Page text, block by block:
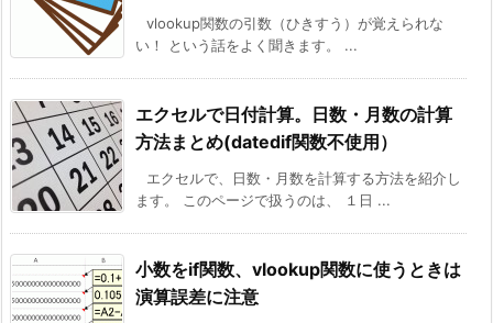
vlookup関数の引数（ひきすう）が覚えられな
い！ という話をよく聞きます。 ...
エクセルで日付計算。日数・月数の計算
方法まとめ(datedif関数不使用）
エクセルで、日数・月数を計算する方法を紹介し
ます。 このページで扱うのは、 １日 ...
小数をif関数、vlookup関数に使うときは
演算誤差に注意